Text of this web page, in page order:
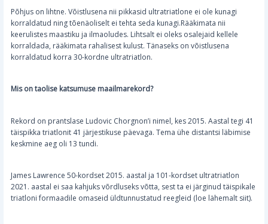
Põhjus on lihtne. Võistlusena nii pikkasid ultratriatlone ei ole kunagi
korraldatud ning tõenäoliselt ei tehta seda kunagi.Rääkimata nii
keerulistes maastiku ja ilmaoludes. Lihtsalt ei oleks osalejaid kellele
korraldada, rääkimata rahalisest kulust. Tänaseks on võistlusena
korraldatud korra 30-kordne ultratriatlon.
Mis on taolise katsumuse maailmarekord?
Rekord on prantslase Ludovic Chorgnon’i nimel, kes 2015. Aastal tegi 41
täispikka triatlonit 41 järjestikuse päevaga. Tema ühe distantsi läbimise
keskmine aeg oli 13 tundi.
James Lawrence 50-kordset 2015. aastal ja 101-kordset ultratriatlon
2021. aastal ei saa kahjuks võrdluseks võtta, sest ta ei järginud täispikale
triatloni formaadile omaseid üldtunnustatud reegleid (loe lähemalt siit).